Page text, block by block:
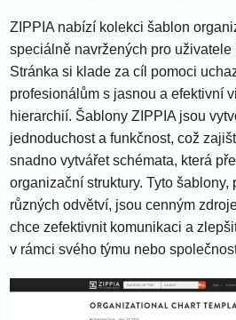
ZIPPIA nabízí kolekci šablon
speciálně navržených pro uživatele
Stránka si klade za cíl pomoci
profesionálům s jasnou a efektivní
hierarchií. Šablony ZIPPIA jsou
jednoduchost a funkčnost, což
snadno vytvářet schémata, která
organizační struktury. Tyto
různých odvětví, jsou cenným
chce zefektivnit komunikaci a
v rámci svého týmu nebo